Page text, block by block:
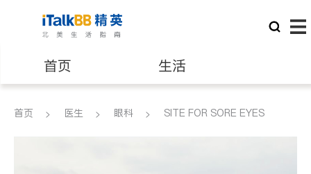
首页 生活
医生 律师
首页 医生 眼科 SITE FOR SORE EYES